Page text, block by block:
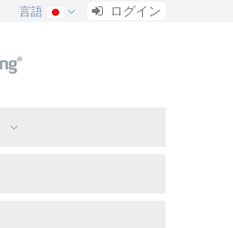
言語 ログイン